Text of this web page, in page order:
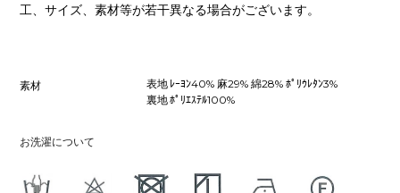
工、サイズ、素材等が若干異なる場合がございます。
素材
表地 ﾚｰﾖﾝ40% 麻29% 綿28% ﾎﾟﾘｳﾚﾀﾝ3%
裏地 ﾎﾟﾘｴｽﾃﾙ100%
お洗濯について